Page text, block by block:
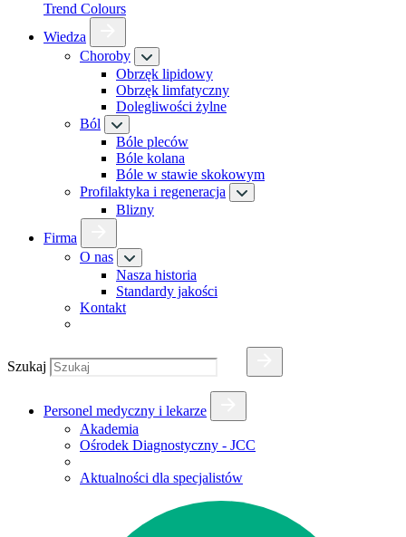
Trend Colours
Wiedza
Choroby
Obrzęk lipidowy
Obrzęk limfatyczny
Dolegliwości żylne
Ból
Bóle pleców
Bóle kolana
Bóle w stawie skokowym
Profilaktyka i regeneracja
Blizny
Firma
O nas
Nasza historia
Standardy jakości
Kontakt
Szukaj
Personel medyczny i lekarze
Akademia
Ośrodek Diagnostyczny - JCC
Aktualności dla specjalistów